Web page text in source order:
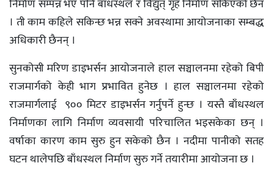
निर्माण सम्पन्न भए पनि बाँधस्थल र विद्युत् गृह निर्माण सकिएको छैन
। ती काम कहिले सकिन्छ भन्न सक्ने अवस्थामा आयोजनाका सम्बद्ध
अधिकारी छैनन् ।
सुनकोसी मरिण डाइभर्सन आयोजनाले हाल सञ्चालनमा रहेको बिपी
राजमार्गको केही भाग प्रभावित हुनेछ । हाल सञ्चालनमा रहेको
राजमार्गलाई ९०० मिटर डाइभर्सन गर्नुपर्ने हुन्छ । यस्तै बाँधस्थल
निर्माणका लागि निर्माण व्यवसायी परिचालित भइसकेका छन् ।
वर्षाका कारण काम सुरु हुन सकेको छैन । नदीमा पानीको सतह
घटन थालेपछि बाँधस्थल निर्माण सुरु गर्ने तयारीमा आयोजना छ ।